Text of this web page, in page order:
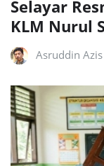
Selayar
KLM Nurul
Asruddin Azis